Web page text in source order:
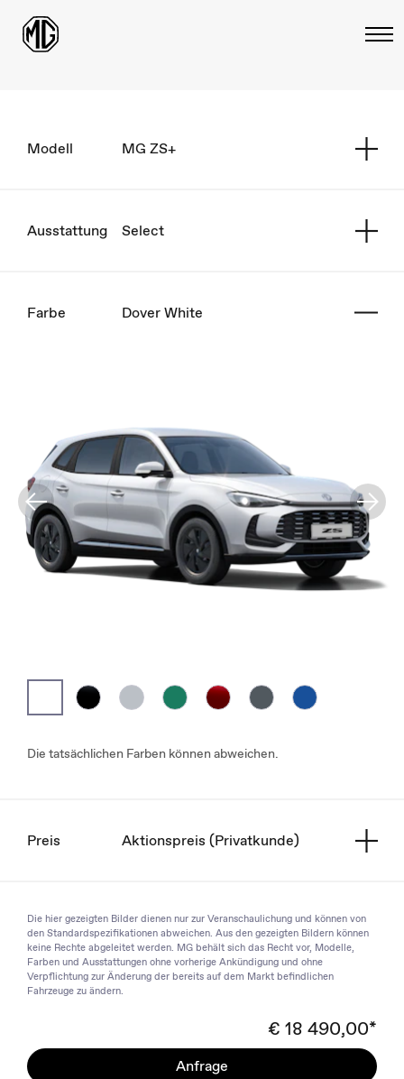
Modell MG ZS+
Ausstattung Select
Farbe Dover White
Die tatsächlichen Farben können abweichen.
Preis Aktionspreis (Privatkunde)
Die hier gezeigten Bilder dienen nur zur Veranschaulichung und können von
den Standardspezifikationen abweichen. Aus den gezeigten Bildern können
keine Rechte abgeleitet werden. MG behält sich das Recht vor, Modelle,
Farben und Ausstattungen ohne vorherige Ankündigung und ohne
Verpflichtung zur Änderung der bereits auf dem Markt befindlichen
Fahrzeuge zu ändern.
€ 18 490,00*
Anfrage